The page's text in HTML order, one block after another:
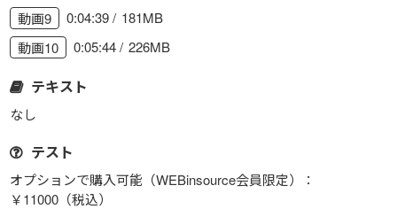
動画9
0:04:39
181MB
動画10
0:05:44 226MB
テキスト
なし
テスト
オプションで購入可能（WEBinsource会員限定）：
￥11000（税込）